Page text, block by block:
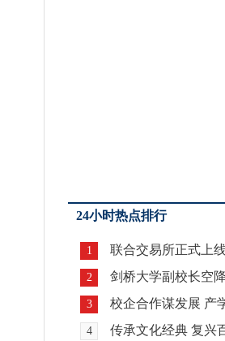
24小时热点排行
1
联合交易所正式上
易全球铸造数字交
2
剑桥大学副校长空
高家长分享教育规
3 校企合作谋发展 产
4
传承文化经典 复兴